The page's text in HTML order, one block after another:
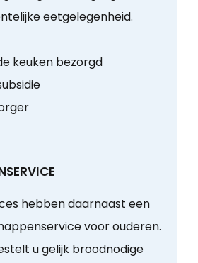
eetgelegenheid.
keuken bezorgd
hebben daarnaast een
voor ouderen.
u gelijk broodnodige